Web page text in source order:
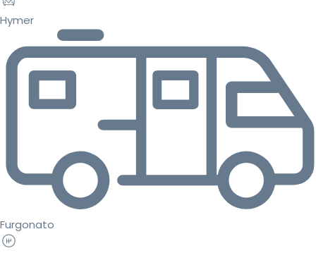
Hymer
Furgonato